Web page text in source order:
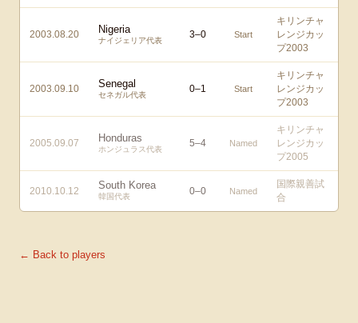
2003.08.20 Nigeria
ナイジェリア代表
3–0 Start
キリンチャ
レンジカッ
プ2003
2003.09.10 Senegal
セネガル代表
0–1 Start
キリンチャ
レンジカッ
プ2003
2005.09.07 Honduras
ホンジュラス代表
5–4 Named
キリンチャ
レンジカッ
プ2005
2010.10.12 South Korea
韓国代表 0–0 Named
国際親善試
合
← Back to players